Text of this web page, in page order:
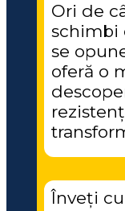
Ori de
schimbi
se
oferă o
Înveți